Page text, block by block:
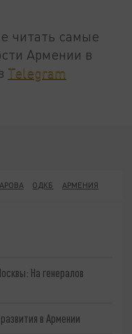
читать самые
Армении в
Telegram
ОДКБ АРМЕНИЯ
На генералов
в Армении